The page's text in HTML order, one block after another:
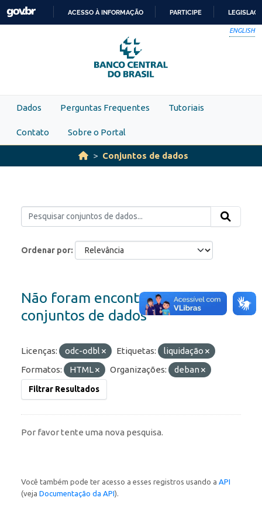
Skip to main content
PARA
O
CONTEÚDO
ACESSO À INFORMAÇÃO PARTICIPE
ENGLISH
Dados Perguntas Frequentes Tutoriais
Contato Sobre o Portal
Conjuntos de dados
Ordenar por
Não foram encontrados
conjuntos de dados
Licenças: odc-odbl Etiquetas:
liquidação
Formatos:
HTML Organizações: deban
Filtrar Resultados
Por favor tente uma nova pesquisa.
Você também pode ter acesso a esses registros usando a API
(veja Documentação da API).